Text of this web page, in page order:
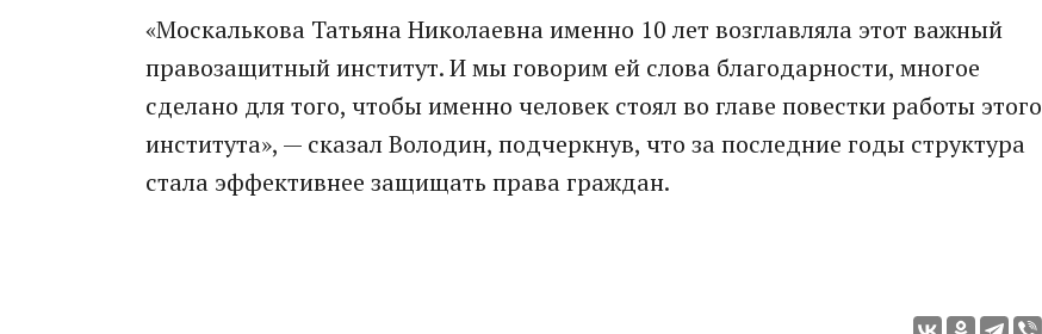
«Москалькова Татьяна Николаевна именно 10 лет возглавляла этот важный
правозащитный институт. И мы говорим ей слова благодарности, многое
сделано для того, чтобы именно человек стоял во главе повестки работы этого
института», — сказал Володин, подчеркнув, что за последние годы структура
стала эффективнее защищать права граждан.